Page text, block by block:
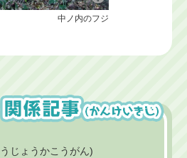
中ノ内のフジ
じょうかこうがん)